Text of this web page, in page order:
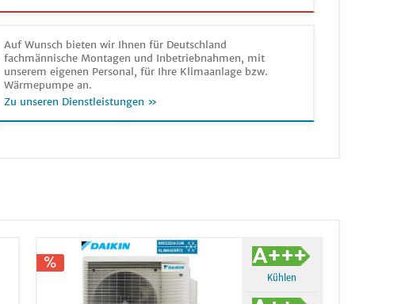
Auf Wunsch bieten wir Ihnen für Deutschland
fachmännische Montagen und Inbetriebnahmen, mit
unserem eigenen Personal, für Ihre Klimaanlage bzw.
Wärmepumpe an.
Zu unseren Dienstleistungen »
Kühlen